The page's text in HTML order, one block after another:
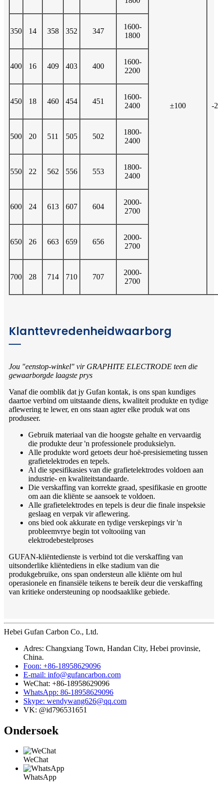
±100 -
350 14 358 352 347
1600-
1800
400 16 409 403 400
1600-
2200
450 18 460 454 451
1600-
2400
500 20 511 505 502
1800-
2400
550 22 562 556 553
1800-
2400
600 24 613 607 604
2000-
2700
650 26 663 659 656
2000-
2700
700 28 714 710 707
2000-
2700
Klanttevredenheidwaarborg
Jou "eenstop-winkel" vir GRAPHITE ELECTRODE teen die
gewaarborgde laagste prys
Vanaf die oomblik dat jy Gufan kontak, is ons span kundiges
daartoe verbind om uitstaande diens, kwaliteit produkte en tydige
aflewering te lewer, en ons staan ​​agter elke produk wat ons
produseer.
Gebruik materiaal van die hoogste gehalte en vervaardig
die produkte deur 'n professionele produksielyn.
Alle produkte word getoets deur hoë-presisiemeting tussen
grafietelektrodes en tepels.
Al die spesifikasies van die grafietelektrodes voldoen aan
industrie- en kwaliteitstandaarde.
Die verskaffing van korrekte graad, spesifikasie en grootte
om aan die kliënte se aansoek te voldoen.
Alle grafietelektrodes en tepels is deur die finale inspeksie
geslaag en verpak vir aflewering.
ons bied ook akkurate en tydige verskepings vir 'n
probleemvrye begin tot voltooiing van
elektrodebestelproses
GUFAN-kliëntedienste is verbind tot die verskaffing van
uitsonderlike kliëntediens in elke stadium van die
produkgebruike, ons span ondersteun alle kliënte om hul
operasionele en finansiële teikens te bereik deur die verskaffing
van kritieke ondersteuning op noodsaaklike gebiede.
Hebei Gufan Carbon Co., Ltd.
Adres: Changxiang Town, Handan City, Hebei provinsie,
China.
Foon: +86-18958629096
E-mail: info@gufancarbon.com
WeChat: +86-18958629096
WhatsApp: 86-18958629096
Skype: wendywang626@qq.com
VK: @id796531651
Ondersoek
WeChat
WhatsApp